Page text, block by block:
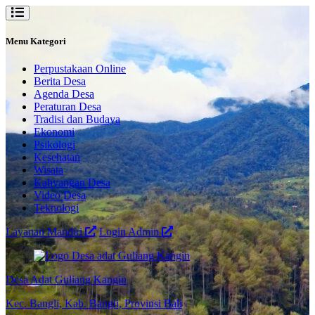
Menu Kategori
Perpustakaan Online
Berita Desa
Agenda Desa
Peraturan Desa
Tradisi dan Budaya
Ekonomi
Psikologi
Kesehatan
Wisata
Kahyangan Desa
Video Desa
Teknologi
Layanan Mandiri
Login Admin
Desa Adat Guliang Kangin
Kec. Bangli, Kab. Bangli, Provinsi Bali